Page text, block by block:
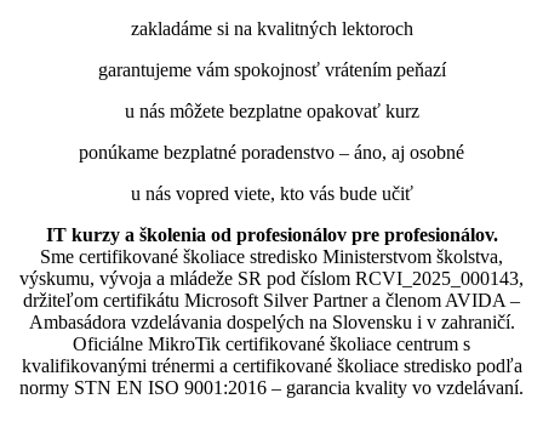
zakladáme si na kvalitných lektoroch
garantujeme vám spokojnosť vrátením peňazí
u nás môžete bezplatne opakovať kurz
ponúkame bezplatné poradenstvo – áno, aj osobné
u nás vopred viete, kto vás bude učiť
IT kurzy a školenia od profesionálov pre profesionálov.
Sme certifikované školiace stredisko Ministerstvom školstva,
výskumu, vývoja a mládeže SR pod číslom RCVI_2025_000143,
držiteľom certifikátu Microsoft Silver Partner a členom AVIDA –
Ambasádora vzdelávania dospelých na Slovensku i v zahraničí.​​​​​​​​​​​​​​​​
Oficiálne MikroTik certifikované školiace centrum s
kvalifikovanými trénermi ​​​​​​​​​​a certifikované školiace stredisko podľa
normy STN EN ISO 9001:2016 – garancia kvality vo vzdelávaní.